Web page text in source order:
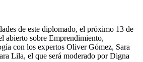
de este diplomado, el próximo 13 de
abierto sobre Emprendimiento,
con los expertos Oliver Gómez, Sara
Lila, el que será moderado por Digna